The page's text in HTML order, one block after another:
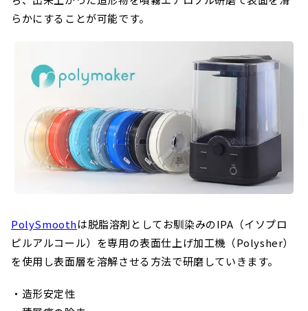
らかにすることが可能です。
PolySmoothは脱脂溶剤としてお馴染みのIPA（イソプロ
ピルアルコール）を専用の表面仕上げ加工機（Polysher）
を使用し表面層を溶解させる方法で研磨していきます。
・造形安定性